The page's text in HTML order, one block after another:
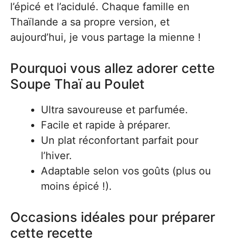
l’épicé et l’acidulé. Chaque famille en
Thaïlande a sa propre version, et
aujourd’hui, je vous partage la mienne !
Pourquoi vous allez adorer cette
Soupe Thaï au Poulet
Ultra savoureuse et parfumée.
Facile et rapide à préparer.
Un plat réconfortant parfait pour
l’hiver.
Adaptable selon vos goûts (plus ou
moins épicé !).
Occasions idéales pour préparer
cette recette